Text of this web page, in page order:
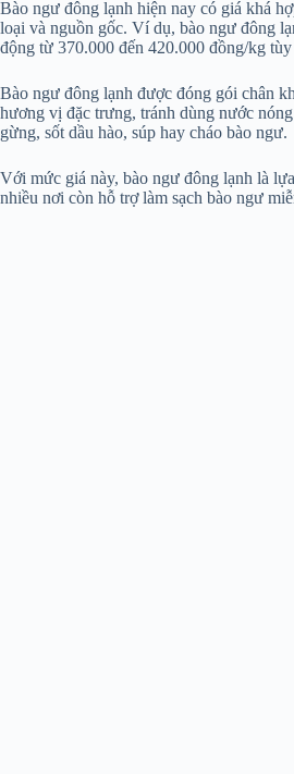
Bào ngư đông lạnh hiện nay có giá khá
loại và nguồn gốc. Ví dụ, bào ngư đông
động từ 370.000 đến 420.000 đồng/kg
Bào ngư đông lạnh được đóng gói chân
hương vị đặc trưng, tránh dùng nước
gừng, sốt dầu hào, súp hay cháo bào ngư.
Với mức giá này, bào ngư đông lạnh là
nhiều nơi còn hỗ trợ làm sạch bào ngư